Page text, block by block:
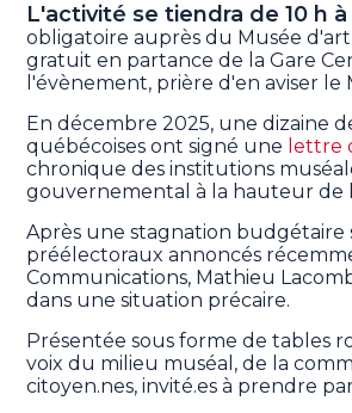
L'activité se tiendra de 10 h
obligatoire auprès du Musée
gratuit en partance de la Gare
l'évènement, prière d'en aviser le
En décembre 2025, une dizaine
québécoises ont signé une lettre
chronique des institutions
gouvernemental à la hauteur de
Après une stagnation
préélectoraux annoncés
Communications, Mathieu
dans une situation précaire.
Présentée sous forme de tables
voix du milieu muséal, de la
citoyen.nes, invité.es à prendre